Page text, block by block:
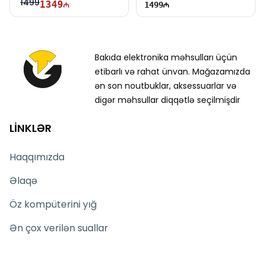
14991349 1499
Bakıda elektronika məhsulları üçün
etibarlı və rahat ünvan. Mağazamızda
ən son noutbuklar, aksessuarlar və
digər məhsullar diqqətlə seçilmişdir
LİNKLƏR
Haqqımızda
Əlaqə
Öz kompüterini yığ
Ən çox verilən suallar